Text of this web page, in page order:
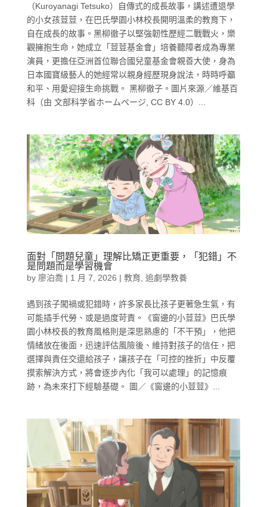
（Kuroyanagi Tetsuko）自傳式的成長故事，講述遭退學
的小女孩荳荳，在巴氏學園小林校長開明溫柔的教育下，
自在成長的故事。黑柳徹子以堅強韌性歷經二戰戰火，樂
觀擁抱生命，她成立「荳荳基金會」培養聽障者成為專業
演員，更擔任亞洲首位聯合國兒童基金會親善大使，身為
日本國寶級藝人的她經常以親身經歷現身說法，時時呼籲
和平、用愛迎接生命挑戰。 黑柳徹子。圖片來源／維基百
科（由 文部科学省ホームページ, CC BY 4.0）...
面對「問題兒童」理解比矯正更重要，「犯錯」不
是問題而是學習機會
by 廖泊喬| 1 月 7, 2026 | 教育, 追劇學教養
遇到孩子闖禍或犯錯時，許多家長比孩子更著急生氣，有
可能插手代勞、或是過度苛責。《窗邊的小荳荳》巴氏學
園小林校長的教育風格則是深思熟慮的「不干預」，他把
情緒放在後面，迅速評估風險後、維持對孩子的信任，把
選擇與責任交還給孩子，讓孩子在「可控的挫折」中反覆
摸索解決方式，將會逐步內化「我可以處理」的記憶痕
跡，為未來打下經驗基礎。 圖／《窗邊的小荳荳》...